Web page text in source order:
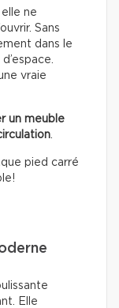
ne
Sans
dans le
vraie
un meuble
pied carré
Elle